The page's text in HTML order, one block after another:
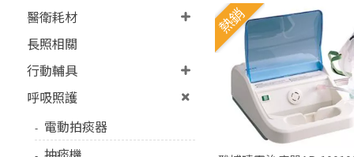
醫衛耗材
長照相關
行動輔具
呼吸照護
電動拍痰器
熱銷